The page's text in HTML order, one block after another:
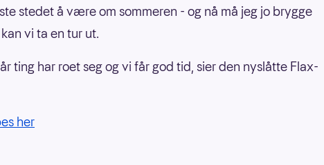
stedet å være om sommeren - og nå må jeg jo brygge
vi ta en tur ut.
ting har roet seg og vi får god tid, sier den nyslåtte Flax-
her